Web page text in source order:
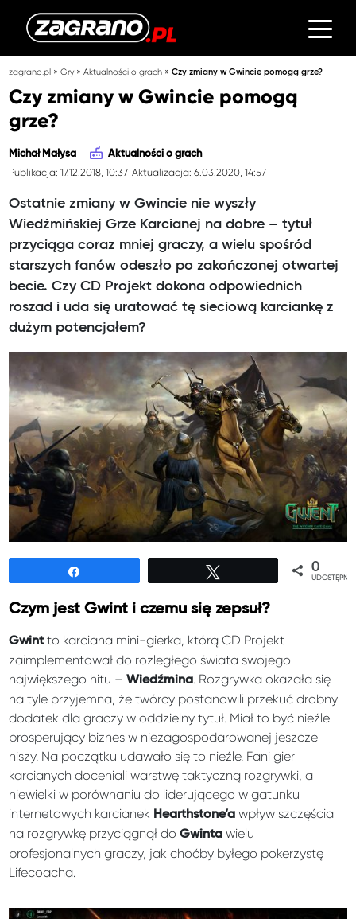
zagrano.pl »Gry»Aktualności o grach »Czy zmiany w Gwincie pomogą grze?
Czy zmiany w Gwincie pomogą
grze?
Michał Małysa Aktualności o grach
Publikacja: 17.12.2018, 10:37 Aktualizacja: 6.03.2020, 14:57
Ostatnie zmiany w Gwincie nie wyszły
Wiedźmińskiej Grze Karcianej na dobre – tytuł
przyciąga coraz mniej graczy, a wielu spośród
starszych fanów odeszło po zakończonej otwartej
becie. Czy CD Projekt dokona odpowiednich
roszad i uda się uratować tę sieciową karciankę z
dużym potencjałem?
0
Czym jest Gwint i czemu się zepsuł?
Gwintto karciana mini-gierka, którą CD Projekt
zaimplementował do rozległego świata swojego
największego hitu –Wiedźmina. Rozgrywka okazała się
na tyle przyjemna, że twórcy postanowili przekuć drobny
dodatek dla graczy w oddzielny tytuł. Miał to być nieźle
prosperujący biznes w niezagospodarowanej jeszcze
niszy. Na początku udawało się to nieźle. Fani gier
karcianych doceniali warstwę taktyczną rozgrywki, a
niewielki w porównaniu do liderującego w gatunku
internetowych karcianek Hearthstone’a wpływ szczęścia
na rozgrywkę przyciągnął doGwinta wielu
profesjonalnych graczy, jak choćby byłego pokerzystę
Lifecoacha.